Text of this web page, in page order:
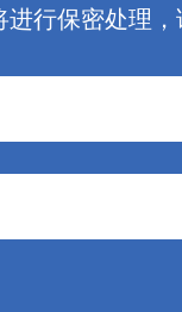
行保密处理，